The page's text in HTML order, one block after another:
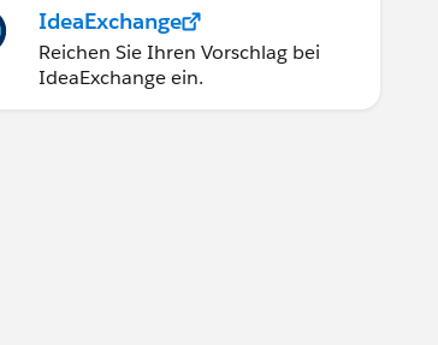
IdeaExchange
Reichen Sie Ihren Vorschlag bei
IdeaExchange ein.